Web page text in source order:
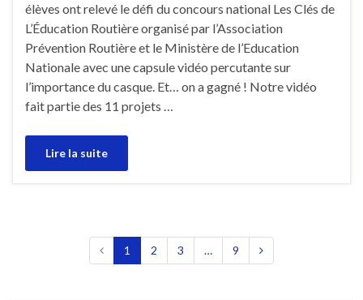
élèves ont relevé le défi du concours national Les Clés de
L’Éducation Routière organisé par l’Association
Prévention Routière et le Ministère de l’Education
Nationale avec une capsule vidéo percutante sur
l’importance du casque. Et… on a gagné ! Notre vidéo
fait partie des 11 projets …
Lire la suite
1 2 3 … 9